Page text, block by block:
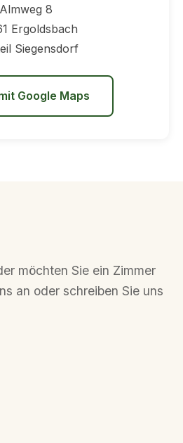
Almweg 8
Ergoldsbach
Siegensdorf
Google Maps
möchten Sie ein Zimmer
an oder schreiben Sie uns